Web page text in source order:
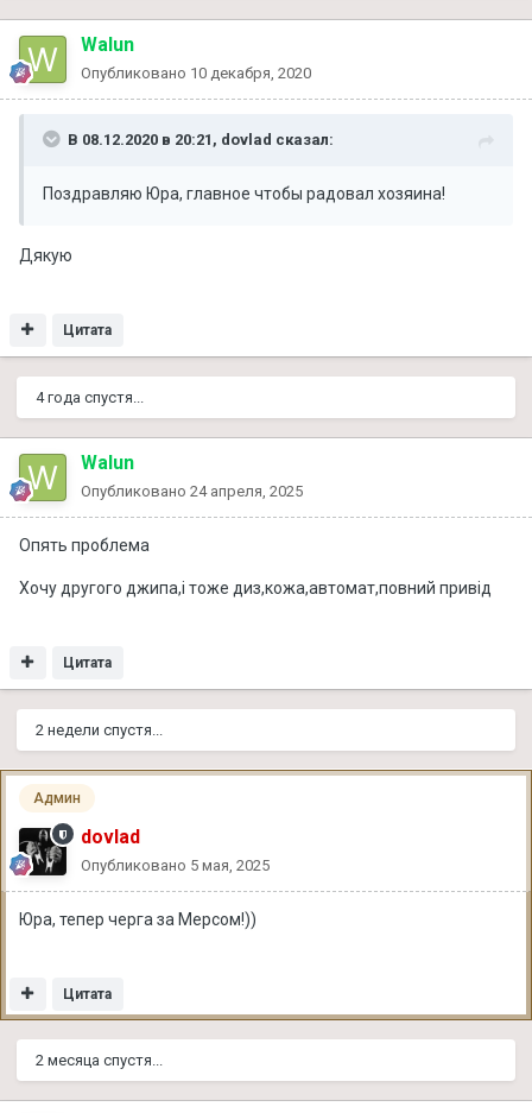
Walun
Опубликовано 10 декабря, 2020
В 08.12.2020 в 20:21, dovlad сказал:
Поздравляю Юра, главное чтобы радовал хозяина!
Дякую
Цитата
4 года спустя...
Walun
Опубликовано 24 апреля, 2025
Опять проблема
Хочу другого джипа,і тоже диз,кожа,автомат,повний привід
Цитата
2 недели спустя...
Админ
dovlad
Опубликовано 5 мая, 2025
Юра, тепер черга за Мерсом!))
Цитата
2 месяца спустя...